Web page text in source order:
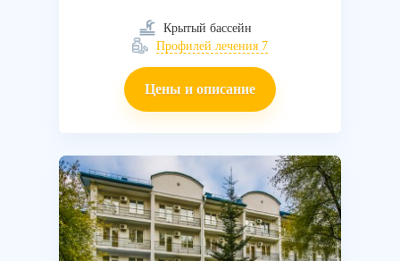
Крытый бассейн
Профилей лечения 7
Цены и описание